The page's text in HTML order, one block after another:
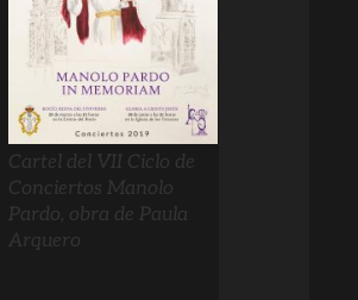
Cartel del VII Ciclo de
Conciertos Manolo
Pardo, obra de Paula
Arquero